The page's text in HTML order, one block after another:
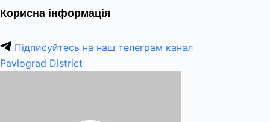
Корисна інформація
Підписуйтесь на наш телеграм канал
Pavlograd District